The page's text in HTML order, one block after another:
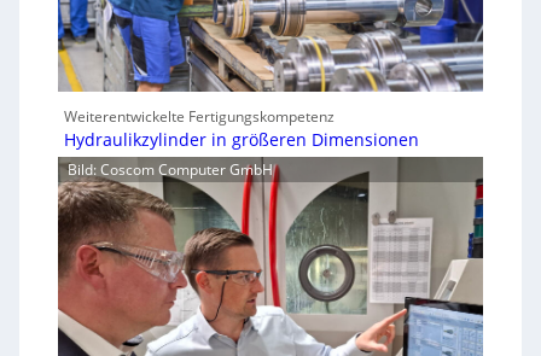
Weiterentwickelte Fertigungskompetenz
Hydraulikzylinder in größeren Dimensionen
Bild: Coscom Computer GmbH